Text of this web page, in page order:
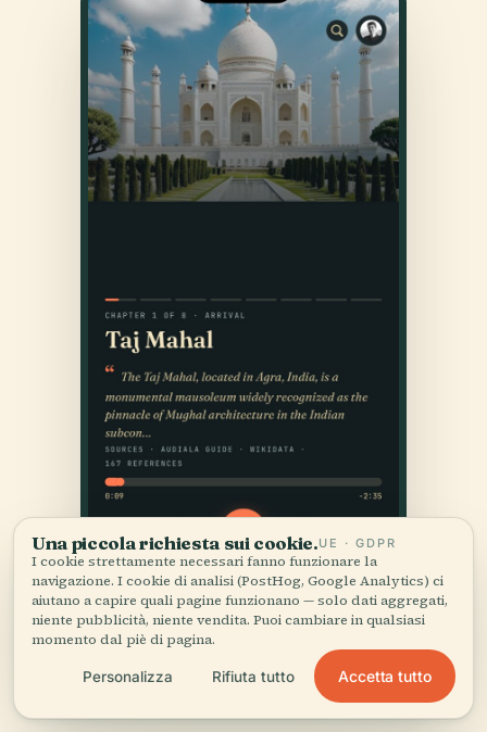
Una piccola richiesta sui cookie.UE · GDPR
I cookie strettamente necessari fanno funzionare la
navigazione. I cookie di analisi (PostHog, Google Analytics) ci
aiutano a capire quali pagine funzionano — solo dati aggregati,
niente pubblicità, niente vendita. Puoi cambiare in qualsiasi
momento dal piè di pagina.
Personalizza Rifiuta tutto Accetta tutto